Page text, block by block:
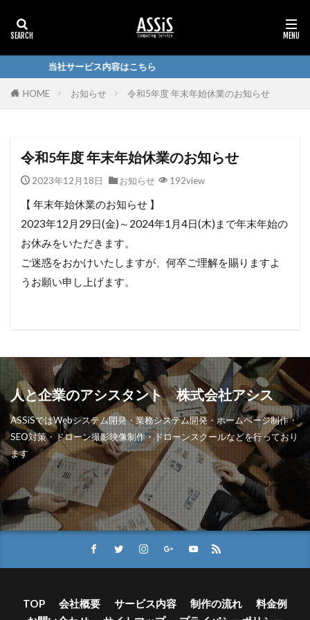
当社サービス内容はこちら
HOME お知らせ 令和5年度 年末年始休業のお知らせ
令和5年度 年末年始休業のお知らせ
2023年12月18日 お知らせ 192view
【 年末年始休業のお知らせ 】
2023年12月29日(金)～2024年1月4日(木)まで年末年始の
お休みをいただきます。
ご迷惑をおかけいたしますが、何卒ご理解を賜りますよ
うお願い申し上げます。
人と企業のアシスタント 株式会社アシス
ASSiSではWebシステム開発・業務システム開発・ホームページ制作・
SEO対策・ドローン撮影映像制作・ドローンスクールなどを行っており
ます
TOP 会社概要 サービス内容 制作の流れ
料金例